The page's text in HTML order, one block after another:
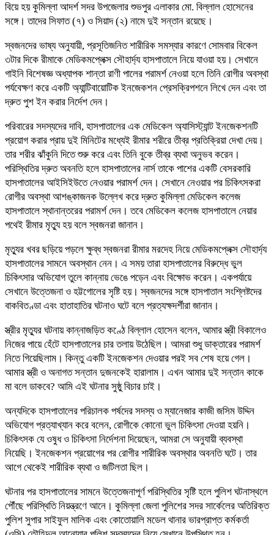
বিয়ে হয় কুমিল্লা আদর্শ সদর উপজেলার শুভপুর এলাকার মো. বিল্লাল হোসেনের
সঙ্গে। তাদের সিফাত (৭) ও সিয়াদ (২) নামে দুই সন্তান রয়েছে।
স্বজনদের ভাষ্য অনুযায়ী, প্রসূতিজনিত শারীরিক সমস্যার কারণে সোমবার বিকেল
৩টার দিকে রীমাকে মেডিকমপ্লেক্স সৌহার্দ্য হাসপাতালে নিয়ে যাওয়া হয়। সেখানে
গাইনি বিশেষজ্ঞ অধ্যাপক শান্তা রাণী পালের পরামর্শ নেওয়া হলে তিনি রোগীর অবস্থা
পর্যবেক্ষণ করে একটি অ্যান্টিবায়োটিক ইনজেকশন প্রেসক্রিপশনে লিখে দেন এবং তা
দ্রুত পুশ ইন করার নির্দেশ দেন।
পরিবারের সদস্যদের দাবি, হাসপাতালের এক মেডিকেল অ্যাসিস্ট্যান্ট ইনজেকশনটি
প্রয়োগ করার প্রায় দুই মিনিটের মধ্যেই রীমার শরীরে তীব্র প্রতিক্রিয়া দেখা দেয়।
তার শরীর ঝাঁকুনি দিতে শুরু করে এবং তিনি বুকে তীব্র ব্যথা অনুভব করেন।
পরিস্থিতির দ্রুত অবনতি হলে হাসপাতালের নার্স তাকে পাশের একটি বেসরকারি
হাসপাতালের আইসিইউতে নেওয়ার পরামর্শ দেন। সেখানে নেওয়ার পর চিকিৎসকরা
রোগীর অবস্থা আশঙ্কাজনক উল্লেখ করে দ্রুত কুমিল্লা মেডিকেল কলেজ
হাসপাতালে স্থানান্তরের পরামর্শ দেন। তবে মেডিকেল কলেজ হাসপাতালে নেয়ার
পথেই রীমার মৃত্যু হয় বলে স্বজনরা জানান।
মৃত্যুর খবর ছড়িয়ে পড়লে ক্ষুব্ধ স্বজনরা রীমার মরদেহ নিয়ে মেডিকমপ্লেক্স সৌহার্দ্য
হাসপাতালের সামনে অবস্থান নেন। এ সময় তারা হাসপাতালের বিরুদ্ধে ভুল
চিকিৎসার অভিযোগ তুলে কান্নায় ভেঙে পড়েন এবং বিক্ষোভ করেন। একপর্যায়ে
সেখানে উত্তেজনা ও হট্টগোলের সৃষ্টি হয়। স্বজনদের সঙ্গে হাসপাতাল সংশ্লিষ্টদের
বাকবিতণ্ডা এবং হাতাহাতির ঘটনাও ঘটে বলে প্রত্যক্ষদর্শীরা জানান।
স্ত্রীর মৃত্যুর ঘটনায় কান্নাজড়িত কণ্ঠে বিল্লাল হোসেন বলেন, আমার স্ত্রী বিকালেও
নিজের পায়ে হেঁটে হাসপাতালের চার তলায় উঠেছিল। আমরা শুধু ডাক্তারের পরামর্শ
নিতে গিয়েছিলাম। কিন্তু একটি ইনজেকশন দেওয়ার পরই সব শেষ হয়ে গেল।
আমার স্ত্রী ও অনাগত সন্তান দুজনকেই হারালাম। এখন আমার দুই সন্তান কাকে
মা বলে ডাকবে? আমি এই ঘটনার সুষ্ঠু বিচার চাই।
অন্যদিকে হাসপাতালের পরিচালক পর্ষদের সদস্য ও ম্যানেজার কাজী জসিম উদ্দিন
অভিযোগ প্রত্যাখ্যান করে বলেন, রোগীকে কোনো ভুল চিকিৎসা দেওয়া হয়নি।
চিকিৎসক যে ওষুধ ও চিকিৎসা নির্দেশনা দিয়েছেন, আমরা সে অনুযায়ী ব্যবস্থা
নিয়েছি। ইনজেকশন প্রয়োগের পর রোগীর শারীরিক অবস্থার অবনতি ঘটে। তার
আগে থেকেই শারীরিক ব্যথা ও জটিলতা ছিল।
ঘটনার পর হাসপাতালের সামনে উত্তেজনাপূর্ণ পরিস্থিতির সৃষ্টি হলে পুলিশ ঘটনাস্থলে
পৌঁছে পরিস্থিতি নিয়ন্ত্রণে আনে। কুমিল্লা জেলা পুলিশের সদর সার্কেলের অতিরিক্ত
পুলিশ সুপার সাইফুল মালিক এবং কোতোয়ালি মডেল থানার ভারপ্রাপ্ত কর্মকর্তা